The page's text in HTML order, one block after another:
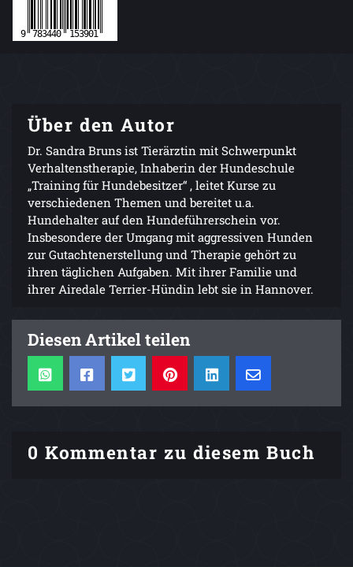
Über den Autor
Dr. Sandra Bruns ist Tierärztin mit Schwerpunkt
Verhaltenstherapie, Inhaberin der Hundeschule
„Training für Hundebesitzer“ , leitet Kurse zu
verschiedenen Themen und bereitet u.a.
Hundehalter auf den Hundeführerschein vor.
Insbesondere der Umgang mit aggressiven Hunden
zur Gutachtenerstellung und Therapie gehört zu
ihren täglichen Aufgaben. Mit ihrer Familie und
ihrer Airedale Terrier-Hündin lebt sie in Hannover.
Diesen Artikel teilen
0 Kommentar zu diesem Buch